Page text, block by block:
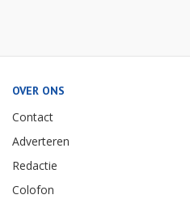
OVER ONS
Contact
Adverteren
Redactie
Colofon